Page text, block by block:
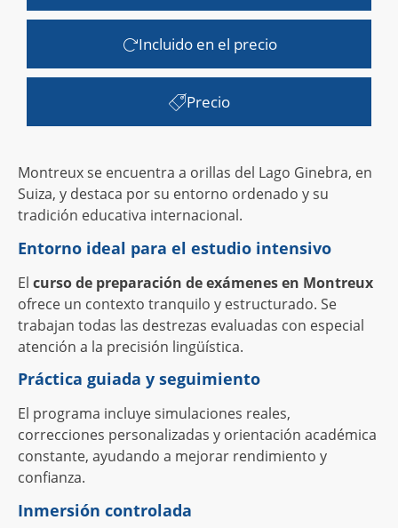
Incluido en el precio
Precio
Montreux se encuentra a orillas del Lago Ginebra, en
Suiza, y destaca por su entorno ordenado y su
tradición educativa internacional.
Entorno ideal para el estudio intensivo
El curso de preparación de exámenes en Montreux
ofrece un contexto tranquilo y estructurado. Se
trabajan todas las destrezas evaluadas con especial
atención a la precisión lingüística.
Práctica guiada y seguimiento
El programa incluye simulaciones reales,
correcciones personalizadas y orientación académica
constante, ayudando a mejorar rendimiento y
confianza.
Inmersión controlada